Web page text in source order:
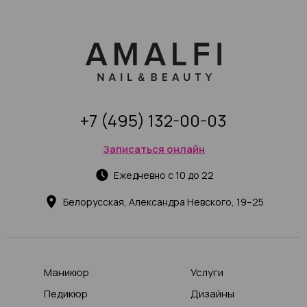
Белорусская, Александра Невского, 19–25
Ежедневно с 10 до 22
Записаться онлайн
+7 (495) 132-00-03
Маникюр
Педикюр
Услуги
Дизайны